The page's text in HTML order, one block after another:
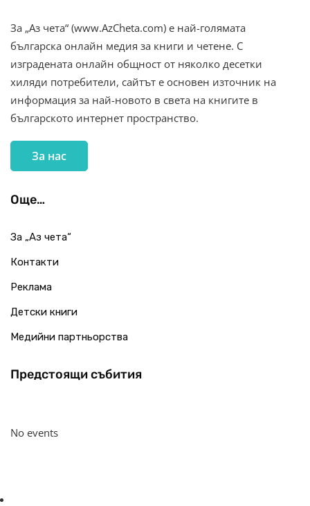
За „Аз чета“ (www.AzCheta.com) е най-голямата
българска онлайн медия за книги и четене. С
изградената онлайн общност от няколко десетки
хиляди потребители, сайтът е основен източник на
информация за най-новото в света на книгите в
българското интернет пространство.
За нас
Още…
За „Аз чета“
Контакти
Реклама
Детски книги
Медийни партньорства
Предстоящи събития
No events